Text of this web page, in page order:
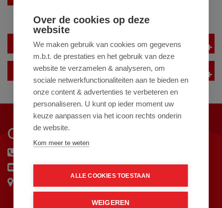
Over de cookies op deze
website
We maken gebruik van cookies om gegevens
m.b.t. de prestaties en het gebruik van deze
website te verzamelen & analyseren, om
sociale netwerkfunctionaliteiten aan te bieden en
onze content & advertenties te verbeteren en
personaliseren. U kunt op ieder moment uw
keuze aanpassen via het icoon rechts onderin
de website.
Kom meer te weten
ALLE COOKIES TOESTAAN
WEIGEREN
Contactgegevens Leviaan
Online aanmelden voor begeleiding
Contact
info@leviaan.nl
Onze locaties